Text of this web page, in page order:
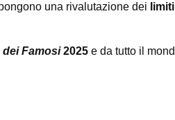
una rivalutazione dei limiti
dei Famosi2025 e da tutto il